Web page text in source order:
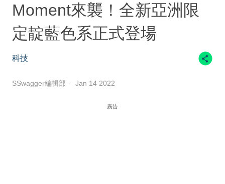
Moment來襲！全新亞洲限
定靛藍色系正式登場
科技
SSwagger編輯部 Jan 14 2022
廣告